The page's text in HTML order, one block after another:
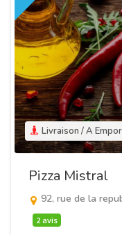
Livraison / A
Pizza Mistral
92, rue de la
2 avis